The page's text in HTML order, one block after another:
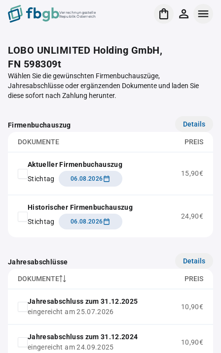
Verrechnungsstelle
Republik Österreich
LOBO UNLIMITED Holding GmbH,
FN 598309t
Wählen Sie die gewünschten Firmenbuchauszüge,
Jahresabschlüsse oder ergänzenden Dokumente und laden Sie
diese sofort nach Zahlung herunter.
Firmenbuchauszug Details
DOKUMENTE PREIS
Aktueller Firmenbuchauszug
Stichtag
06.08.2026
15,90€
Historischer Firmenbuchauszug
Stichtag
06.08.2026
24,90€
Jahresabschlüsse Details
DOKUMENTE PREIS
Jahresabschluss zum 31.12.2025
eingereicht am 25.07.2026
10,90€
Jahresabschluss zum 31.12.2024
eingereicht am 24.09.2025
10,90€